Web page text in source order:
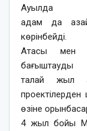
Ауылда
адам да
көрінбейді.
Атасы мен
бағыштауды
талай жыл
өзіне
4 жыл бойы